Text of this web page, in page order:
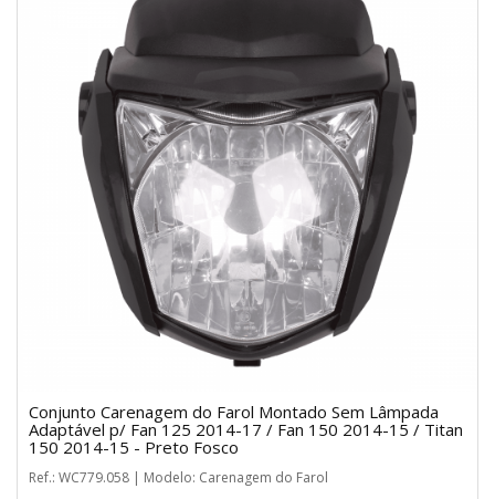
Conjunto Carenagem do Farol Montado Sem Lâmpada
Adaptável p/ Fan 125 2014-17 / Fan 150 2014-15 / Titan
150 2014-15 - Preto Fosco
Ref.: WC779.058 | Modelo: Carenagem do Farol